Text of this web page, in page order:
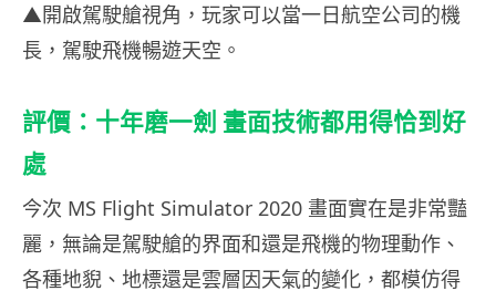
▲開啟駕駛艙視角，玩家可以當一日航空公司的機
長，駕駛飛機暢遊天空。
評價：十年磨一劍 畫面技術都用得恰到好
處
今次 MS Flight Simulator 2020 畫面實在是非常豔
麗，無論是駕駛艙的界面和還是飛機的物理動作、
各種地貎、地標還是雲層因天氣的變化，都模仿得